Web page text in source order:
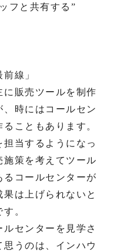
フと共有する”
線」
販売ツールを制作
、時にはコールセン
こともあります。
当するようになっ
施策を考えてツール
コールセンターが
は上げられないと
。
センターを見学さ
うのは、インハウ